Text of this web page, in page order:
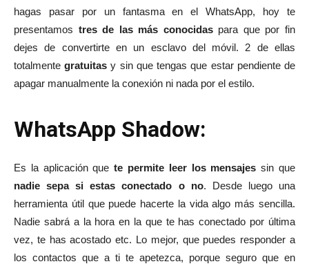
hagas pasar por un fantasma en el WhatsApp, hoy te
presentamos tres de las más conocidaspara que por fin
dejes de convertirte en un esclavo del móvil. 2 de ellas
totalmentegratuitas y sin que tengas que estar pendiente de
apagar manualmente la conexión ni nada por el estilo.
WhatsApp Shadow:
Es la aplicación quete permite leer los mensajes sin que
nadie sepa si estas conectado o no. Desde luego una
herramienta útil que puede hacerte la vida algo más sencilla.
Nadie sabrá a la hora en la que te has conectado por última
vez, te has acostado etc. Lo mejor, que puedes responder a
los contactos que a ti te apetezca, porque seguro que en